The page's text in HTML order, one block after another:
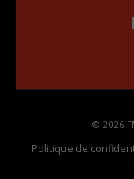
© 2026
Politique de